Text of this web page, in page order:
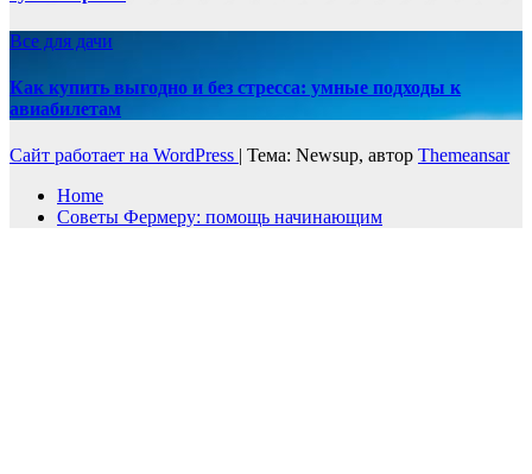
Все для дачи
Как купить выгодно и без стресса: умные подходы к
авиабилетам
Сайт работает на WordPress | Тема: Newsup, автор Themeansar
Home
Советы Фермеру: помощь начинающим